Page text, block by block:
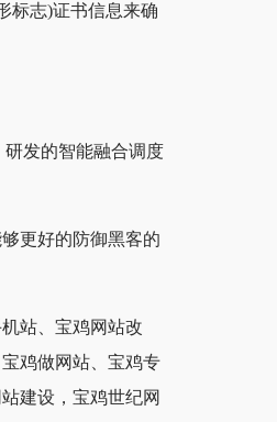
标志)证书信息来确
发的智能融合调度
更好的防御黑客的
站、宝鸡网站改
鸡做网站、宝鸡专
建设，宝鸡世纪网